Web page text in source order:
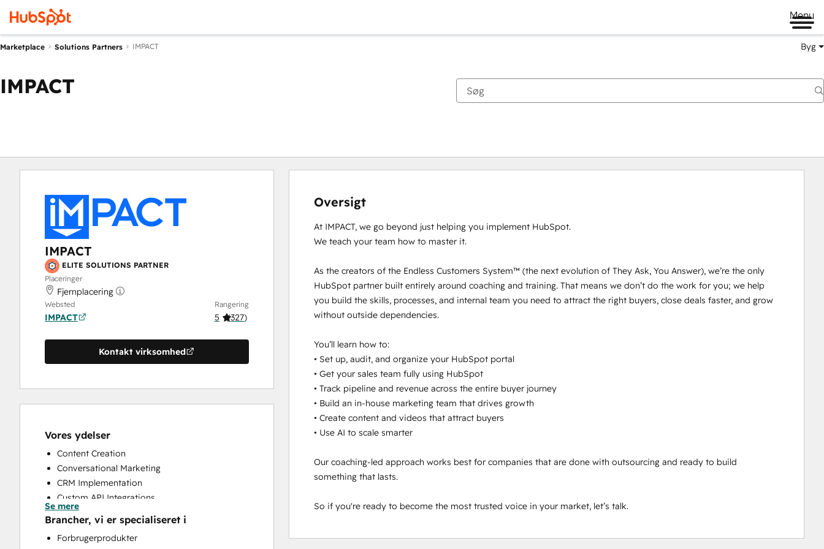
Menu
Marketplace Solutions Partners IMPACT Byg
IMPACT
IMPACT
ELITE SOLUTIONS PARTNER
Placeringer
Fjernplacering
Websted
IMPACT
Rangering
5 (327)
Kontakt virksomhed
Vores ydelser
Content Creation
Conversational Marketing
CRM Implementation
Custom API Integrations
Email Marketing
Full Inbound Marketing Services
HubSpot Onboarding
Se mere
Brancher, vi er specialiseret i
Forbrugerprodukter
Oversigt
At IMPACT, we go beyond just helping you implement HubSpot.
We teach your team how to master it.
As the creators of the Endless Customers System™ (the next evolution of They Ask, You Answer), we’re the only
HubSpot partner built entirely around coaching and training. That means we don’t do the work for you; we help
you build the skills, processes, and internal team you need to attract the right buyers, close deals faster, and grow
without outside dependencies.
You’ll learn how to:
• Set up, audit, and organize your HubSpot portal
• Get your sales team fully using HubSpot
• Track pipeline and revenue across the entire buyer journey
• Build an in-house marketing team that drives growth
• Create content and videos that attract buyers
• Use AI to scale smarter
Our coaching-led approach works best for companies that are done with outsourcing and ready to build
something that lasts.
So if you're ready to become the most trusted voice in your market, let’s talk.